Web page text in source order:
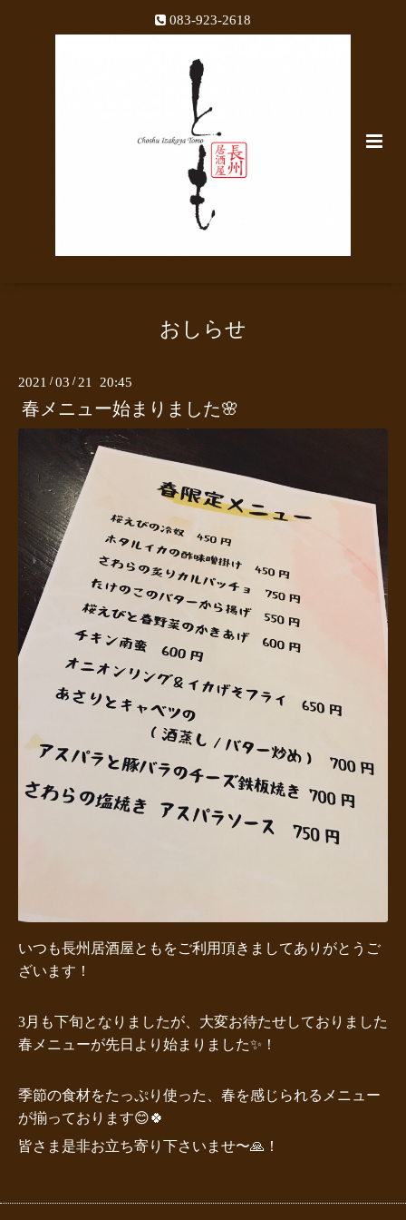
083-923-2618
おしらせ
2021 /03 / 21 20:45
春メニュー始まりました🌸
いつも長州居酒屋ともをご利用頂きましてありがとうご
ざいます！
3月も下旬となりましたが、大変お待たせしておりました
春メニューが先日より始まりました✨！
季節の食材をたっぷり使った、春を感じられるメニュー
が揃っております😊🍀
皆さま是非お立ち寄り下さいませ〜🙏！